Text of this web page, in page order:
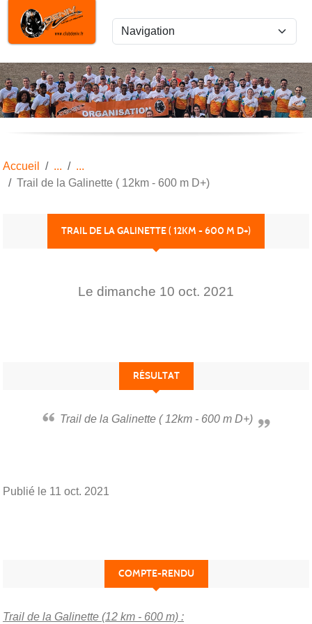
Accueil
Trail de la Galinette ( 12km - 600 m D+)
TRAIL DE LA GALINETTE ( 12KM - 600 M D+)
Le dimanche 10 oct. 2021
RÉSULTAT
Trail de la Galinette ( 12km - 600 m D+)
Publié le 11 oct. 2021
COMPTE-RENDU
Trail de la Galinette (12 km - 600 m) :
Panneau de gestion des cookies